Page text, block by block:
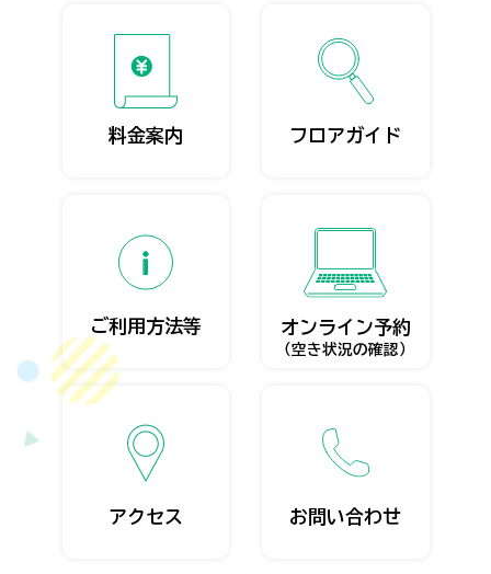
料金案内 フロアガイド
ご利用方法等 オンライン予約
（空き状況の確認）
アクセス お問い合わせ